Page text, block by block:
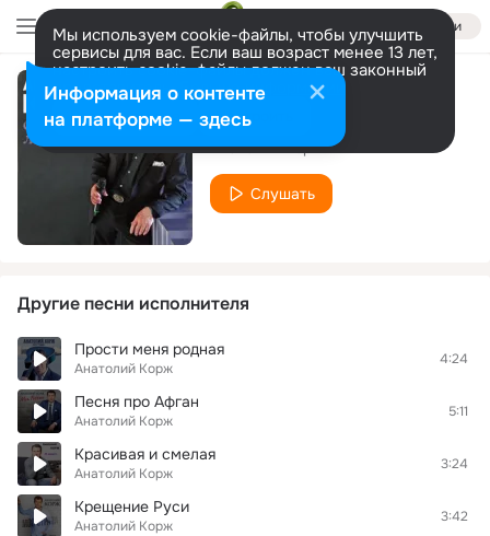
Войти
Мы используем cookie-файлы, чтобы улучшить
сервисы для вас. Если ваш возраст менее 13 лет,
настроить cookie-файлы должен ваш законный
представитель. Больше информации
Разрешить все Настроить
Я думаю о ней...
Анатолий Корж
Слушать
Другие песни исполнителя
Прости меня родная
Анатолий Корж
4:24
Песня про Афган
Анатолий Корж
5:11
Красивая и смелая
Анатолий Корж
3:24
Крещение Руси
Анатолий Корж
3:42
Информация о контенте
на платформе — здесь